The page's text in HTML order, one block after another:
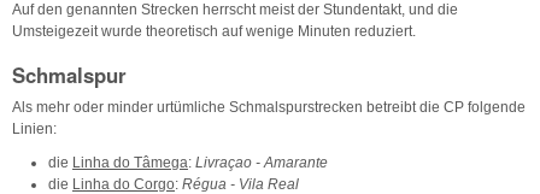
Auf den genannten Strecken herrscht meist der Stundentakt, und die
Umsteigezeit wurde theoretisch auf wenige Minuten reduziert.
Schmalspur
Als mehr oder minder urtümliche Schmalspurstrecken betreibt die CP folgende
Linien:
die Linha do Tâmega: Livraçao - Amarante
die Linha do Corgo: Régua - Vila Real